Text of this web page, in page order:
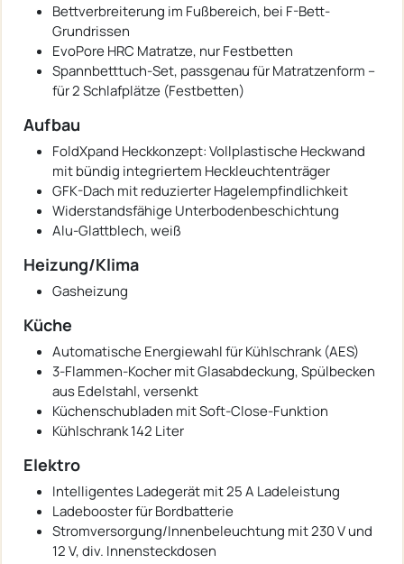
Bettverbreiterung im Fußbereich, bei F-Bett-
Grundrissen
EvoPore HRC Matratze, nur Festbetten
Spannbetttuch-Set, passgenau für Matratzenform –
für 2 Schlafplätze (Festbetten)
Aufbau
FoldXpand Heckkonzept: Vollplastische Heckwand
mit bündig integriertem Heckleuchtenträger
GFK-Dach mit reduzierter Hagelempfindlichkeit
Widerstandsfähige Unterbodenbeschichtung
Alu-Glattblech, weiß
Heizung/Klima
Gasheizung
Küche
Automatische Energiewahl für Kühlschrank (AES)
3-Flammen-Kocher mit Glasabdeckung, Spülbecken
aus Edelstahl, versenkt
Küchenschubladen mit Soft-Close-Funktion
Kühlschrank 142 Liter
Elektro
Intelligentes Ladegerät mit 25 A Ladeleistung
Ladebooster für Bordbatterie
Stromversorgung/Innenbeleuchtung mit 230 V und
12 V, div. Innensteckdosen